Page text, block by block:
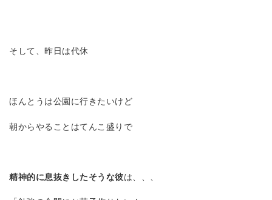
そして、昨日は代休
ほんとうは公園に行きたいけど
朝からやることはてんこ盛りで
精神的に息抜きしたそうな彼は、、、